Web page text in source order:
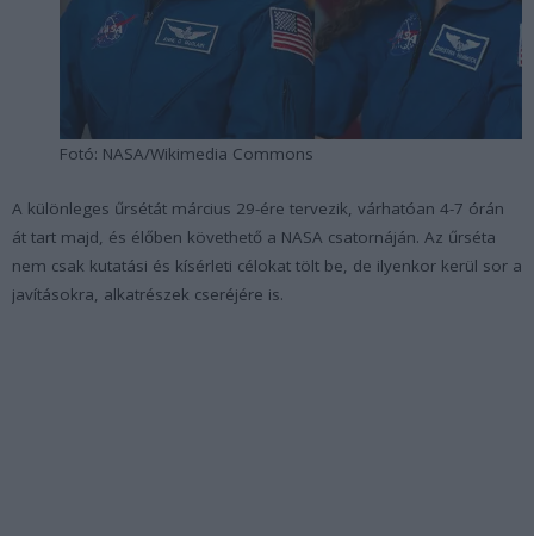
Fotó: NASA/Wikimedia Commons
A különleges űrsétát március 29-ére tervezik, várhatóan 4-7 órán
át tart majd, és élőben követhető a NASA csatornáján. Az űrséta
nem csak kutatási és kísérleti célokat tölt be, de ilyenkor kerül sor a
javításokra, alkatrészek cseréjére is.